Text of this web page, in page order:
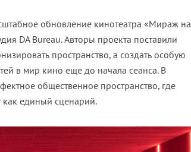
обновление кинотеатра «Мираж на
DA Bureau. Авторы проекта поставили
пространство, а создать особую
в мир кино еще до начала сеанса. В
общественное пространство, где
как единый сценарий.